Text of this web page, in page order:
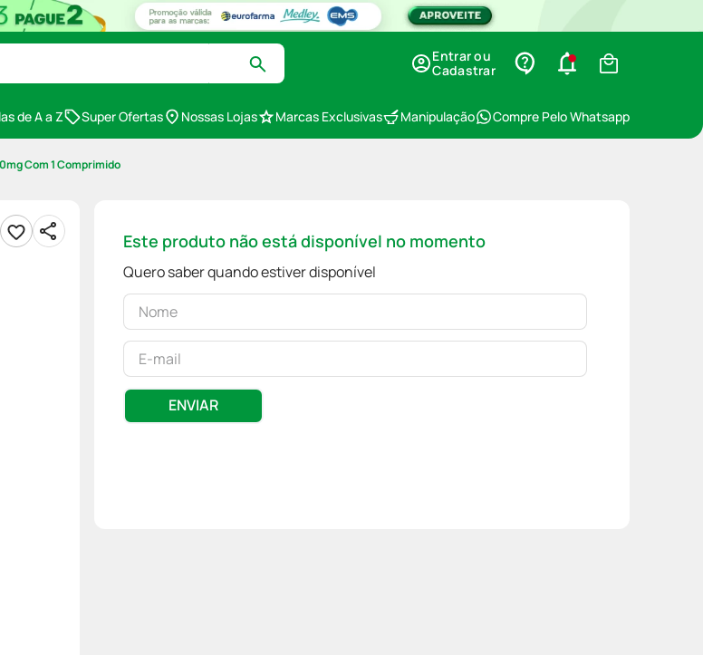
Entrar ou
Cadastrar
de A a Z Super Ofertas Nossas Lojas Marcas Exclusivas Manipulação Compre Pelo Whatsapp
Com 1 Comprimido
Este produto não está disponível no momento
Quero saber quando estiver disponível
ENVIAR